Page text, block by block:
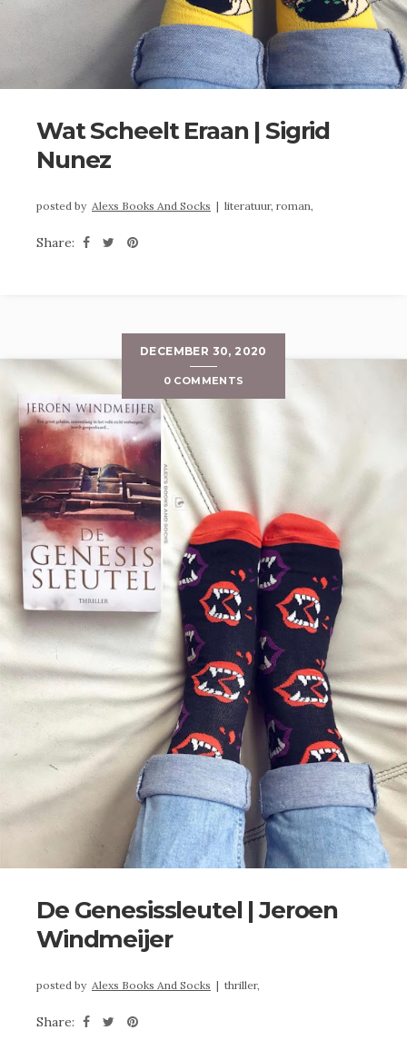
Wat Scheelt Eraan | Sigrid
Nunez
posted by Alexs Books And Socks | literatuur, roman,
Share:
DECEMBER 30, 2020
0 COMMENTS
De Genesissleutel | Jeroen
Windmeijer
posted by Alexs Books And Socks | thriller,
Share: